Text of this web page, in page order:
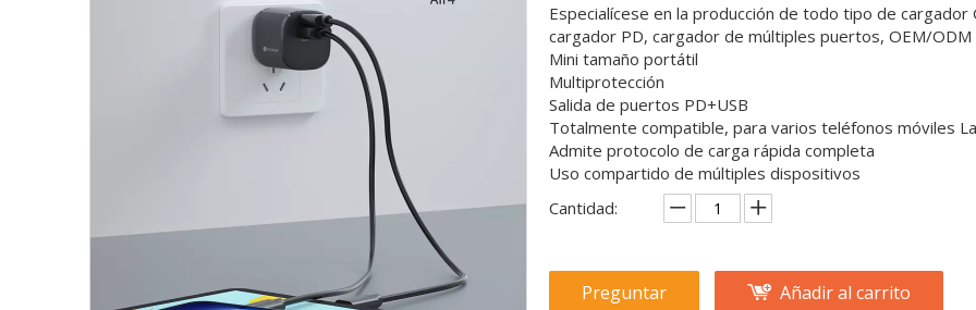
Especialícese en la producción de todo tipo de cargador
cargador PD, cargador de múltiples puertos, OEM/ODM
Mini tamaño portátil
Multiprotección
Salida de puertos PD+USB
Totalmente compatible, para varios teléfonos móviles
Admite protocolo de carga rápida completa
Uso compartido de múltiples dispositivos
Cantidad:
Preguntar Añadir al carrito